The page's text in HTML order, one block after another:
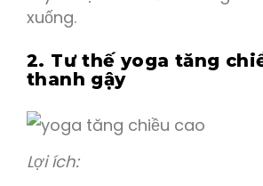
xuống.
2. Tư thế yoga tăng
thanh gậy
Lợi ích: